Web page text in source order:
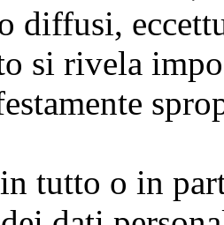
diffusi,
si rivela
tutto o in